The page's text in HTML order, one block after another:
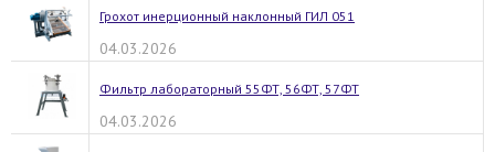
Грохот инерционный наклонный ГИЛ 051
04.03.2026
Фильтр лабораторный 55ФТ, 56ФТ, 57ФТ
04.03.2026